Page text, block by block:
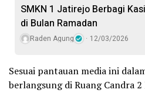
SMKN 1 Jatirejo Berbagi
di Bulan Ramadan
Raden Agung 12/03/2026
Sesuai pantauan media ini
berlangsung di Ruang Candra